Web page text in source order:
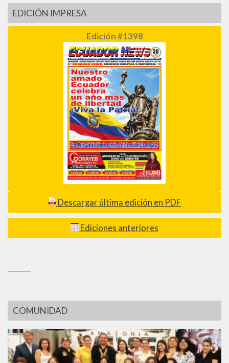
EDICIÓN IMPRESA
Edición #1398
Descargar última edición en PDF
Ediciones anteriores
COMUNIDAD